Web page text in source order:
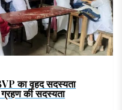
का वृहद सदस्यता
ग्रहण की सदस्यता